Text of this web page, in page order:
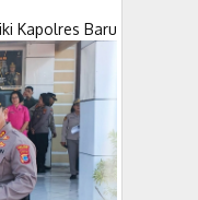
Kapolres Baru